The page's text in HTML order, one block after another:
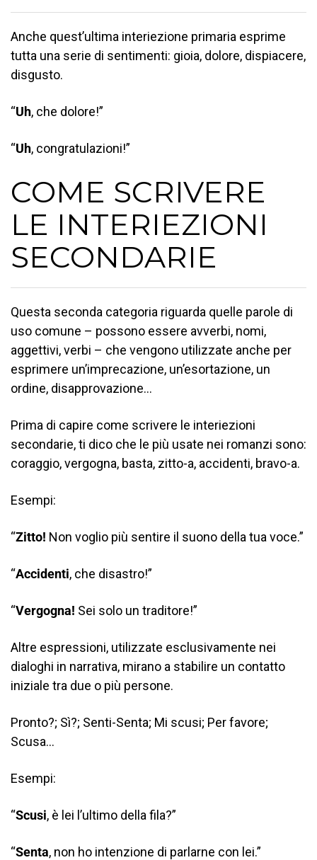
Anche quest’ultima interiezione primaria esprime
tutta una serie di sentimenti: gioia, dolore, dispiacere,
disgusto.
“Uh, che dolore!”
“Uh, congratulazioni!”
COME SCRIVERE
LE INTERIEZIONI
SECONDARIE
Questa seconda categoria riguarda quelle parole di
uso comune – possono essere avverbi, nomi,
aggettivi, verbi – che vengono utilizzate anche per
esprimere un’imprecazione, un’esortazione, un
ordine, disapprovazione…
Prima di capire come scrivere le interiezioni
secondarie, ti dico che le più usate nei romanzi sono:
coraggio, vergogna, basta, zitto-a, accidenti, bravo-a.
Esempi:
“Zitto! Non voglio più sentire il suono della tua voce.”
“Accidenti, che disastro!”
“Vergogna! Sei solo un traditore!”
Altre espressioni, utilizzate esclusivamente nei
dialoghi in narrativa, mirano a stabilire un contatto
iniziale tra due o più persone.
Pronto?; Sì?; Senti-Senta; Mi scusi; Per favore;
Scusa…
Esempi:
“Scusi, è lei l’ultimo della fila?”
“Senta, non ho intenzione di parlarne con lei.”